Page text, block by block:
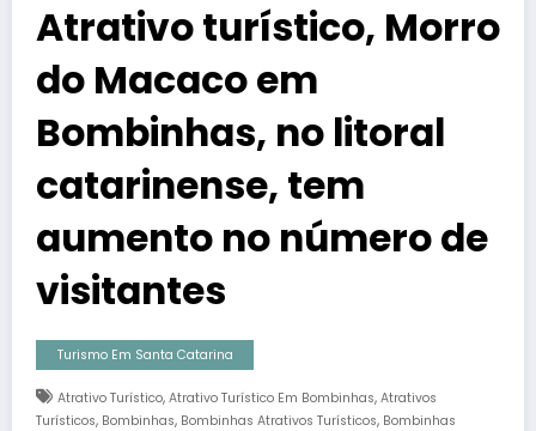
Atrativo turístico, Morro
do Macaco em
Bombinhas, no litoral
catarinense, tem
aumento no número de
visitantes
Turismo Em Santa Catarina
Atrativo Turístico, Atrativo Turístico Em Bombinhas, Atrativos
Turísticos, Bombinhas, Bombinhas Atrativos Turísticos, Bombinhas